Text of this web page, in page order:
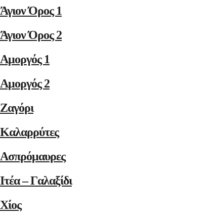
Άγιον Όρος 1
Άγιον Όρος 2
Αμοργός 1
Αμοργός 2
Ζαγόρι
Καλαρρύτες
Ασπρόμαυρες
Ιτέα – Γαλαξίδι
Χίος